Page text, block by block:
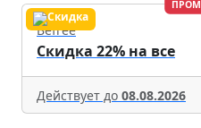
Befree
Скидка 22% на все
Действует до 08.08.2026